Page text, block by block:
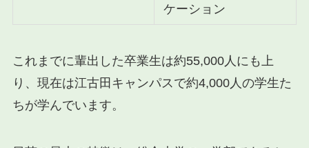
ケーション
これまでに輩出した卒業生は約55,000人にも上
り、現在は江古田キャンパスで約4,000人の学生た
ちが学んでいます。